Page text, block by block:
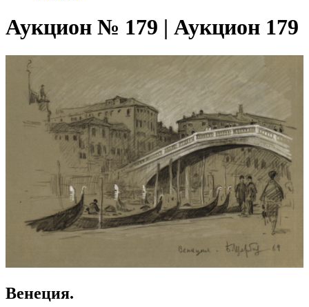
Аукцион № 179 | Аукцион 179
Венеция.